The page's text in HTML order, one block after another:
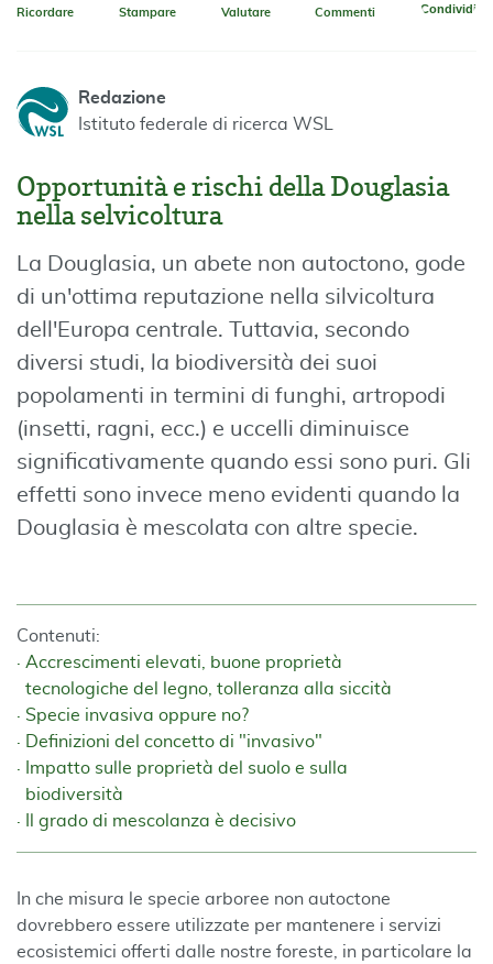
Ricordare Stampare Valutare Commenti Condividi
Redazione
Istituto federale di ricerca WSL
Opportunità e rischi della Douglasia
nella selvicoltura
La Douglasia, un abete non autoctono, gode
di un'ottima reputazione nella silvicoltura
dell'Europa centrale. Tuttavia, secondo
diversi studi, la biodiversità dei suoi
popolamenti in termini di funghi, artropodi
(insetti, ragni, ecc.) e uccelli diminuisce
significativamente quando essi sono puri. Gli
effetti sono invece meno evidenti quando la
Douglasia è mescolata con altre specie.
Contenuti:
Accrescimenti elevati, buone proprietà
tecnologiche del legno, tolleranza alla siccità
Specie invasiva oppure no?
Definizioni del concetto di "invasivo"
Impatto sulle proprietà del suolo e sulla
biodiversità
Il grado di mescolanza è decisivo
In che misura le specie arboree non autoctone
dovrebbero essere utilizzate per mantenere i servizi
ecosistemici offerti dalle nostre foreste, in particolare la